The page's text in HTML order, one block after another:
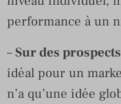
performance à un
–Sur des
idéal pour un
n’a qu’une idée